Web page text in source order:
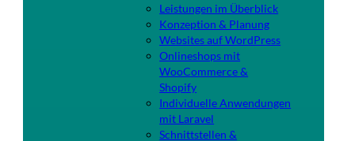
Leistungen im Überblick
Konzeption & Planung
Websites auf WordPress
Onlineshops mit
WooCommerce &
Shopify
Individuelle Anwendungen
mit Laravel
Schnittstellen &